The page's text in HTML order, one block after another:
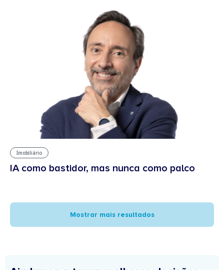
Imobiliário
IA como bastidor, mas nunca como palco
Mostrar mais resultados